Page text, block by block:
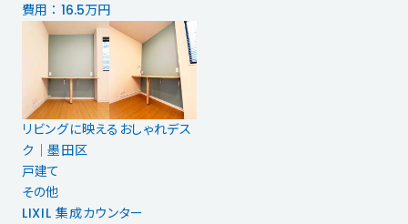
費用 ： 16.5万円
リビングに映えるおしゃれデス
ク│墨田区
戸建て
その他
LIXIL 集成カウンター